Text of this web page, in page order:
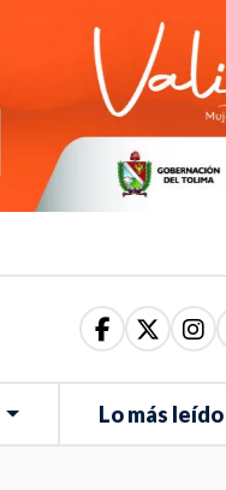
Lo más leído